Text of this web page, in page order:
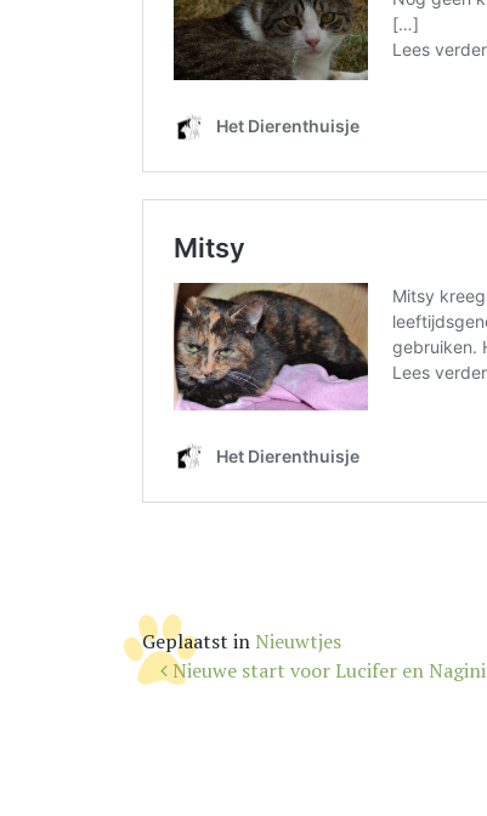
Geplaatst in Nieuwtjes
Bericht
navigatie
Nieuwe start voor Lucifer en Nagini